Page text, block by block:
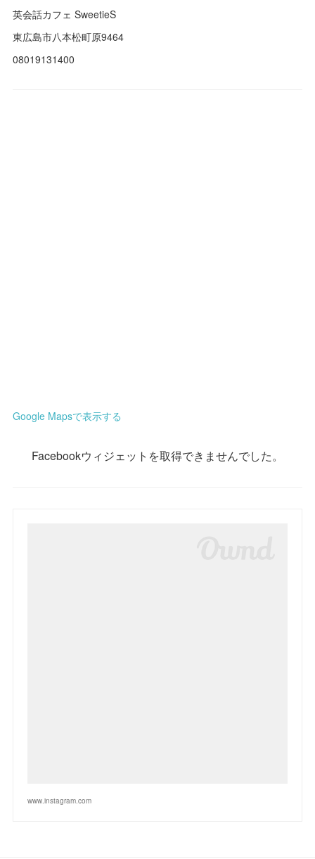
英会話カフェ SweetieS
東広島市八本松町原9464
08019131400
Google Mapsで表示する
Facebookウィジェットを取得できませんでした。
www.instagram.com